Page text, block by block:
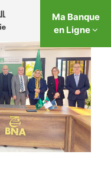
Ma Banque
en Ligne